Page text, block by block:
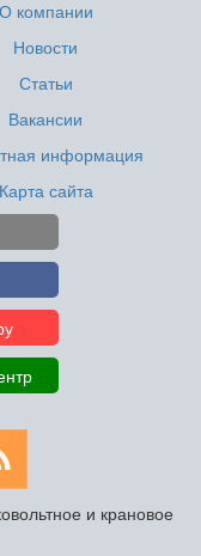
О компании
Новости
Статьи
Вакансии
информация
Карта сайта
и крановое